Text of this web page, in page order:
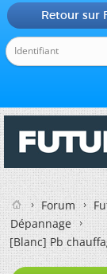
Retour sur
Forum
Dépannage
[Blanc]Pb